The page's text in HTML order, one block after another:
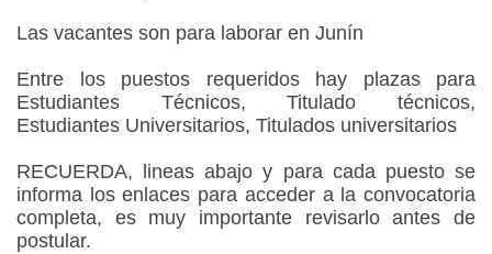
Las vacantes son para laborar en Junín
Entre los puestos requeridos hay plazas para
Estudiantes Técnicos, Titulado técnicos,
Estudiantes Universitarios, Titulados universitarios
RECUERDA, lineas abajo y para cada puesto se
informa los enlaces para acceder a la convocatoria
completa, es muy importante revisarlo antes de
postular.